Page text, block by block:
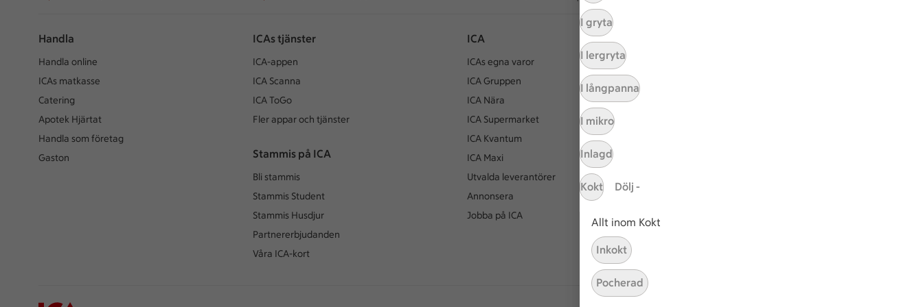
I gryta
I lergryta
I långpanna
I mikro
Inlagd
Kokt Dölj -
Allt inom Kokt
Inkokt
Pocherad
Handla
Handla online
ICAs matkasse
Catering
Apotek Hjärtat
Handla som företag
Gaston
ICAs tjänster
ICA-appen
ICA Scanna
ICA ToGo
Fler appar och tjänster
Stammis på ICA
Bli stammis
Stammis Student
Stammis Husdjur
Partnererbjudanden
Våra ICA-kort
ICA
ICAs egna varor
ICA Gruppen
ICA Nära
ICA Supermarket
ICA Kvantum
ICA Maxi
Utvalda leverantörer
Annonsera
Jobba på ICA